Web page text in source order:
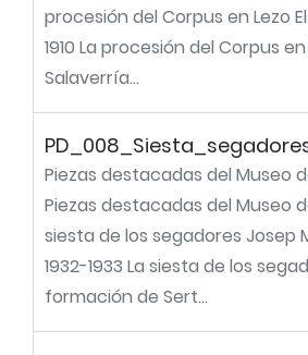
procesión del Corpus en Lezo
1910 La procesión del Corpus
Salaverría...
Piezas destacadas del Museo
Piezas destacadas del Museo
siesta de los segadores Josep
1932-1933 La siesta de los
formación de Sert...